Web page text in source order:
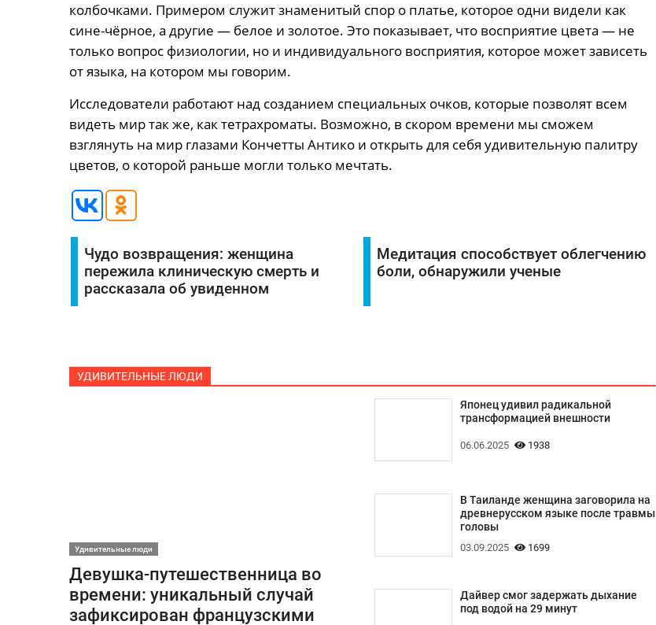
колбочками. Примером служит знаменитый спор о платье, которое одни видели как
сине-чёрное, а другие — белое и золотое. Это показывает, что восприятие цвета — не
только вопрос физиологии, но и индивидуального восприятия, которое может зависеть
от языка, на котором мы говорим.
Исследователи работают над созданием специальных очков, которые позволят всем
видеть мир так же, как тетрахроматы. Возможно, в скором времени мы сможем
взглянуть на мир глазами Кончетты Антико и открыть для себя удивительную палитру
цветов, о которой раньше могли только мечтать.
Чудо возвращения: женщина
пережила клиническую смерть и
рассказала об увиденном
Медитация способствует облегчению
боли, обнаружили ученые
УДИВИТЕЛЬНЫЕ ЛЮДИ
Удивительные люди
Девушка-путешественница во
времени: уникальный случай
зафиксирован французскими
Японец удивил радикальной
трансформацией внешности
06.06.2025 1938
В Таиланде женщина заговорила на
древнерусском языке после травмы
головы
03.09.2025 1699
Дайвер смог задержать дыхание
под водой на 29 минут